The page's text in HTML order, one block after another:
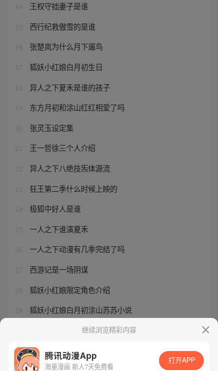
14 王权守拙妻子是谁
15 西行纪救傲雪的是谁
16 张楚岚为什么月下遛鸟
17 狐妖小红娘白月初生日
18 异人之下夏禾是谁的孩子
19 东方月初和涂山红红相爱了吗
20 张灵玉设定集
21 王一哲徐三个人介绍
22 异人之下八绝技炁体源流
23 狂王第二季什么时候上映的
24 极狐中好人是谁
25 一人之下谁演夏禾
26 一人之下动漫有几季完结了吗
27 西游记是一场阴谋
28 狐妖小红娘限定角色介绍
29 狐妖小红娘白月初涂山苏苏小说
西游分身app免费版怎么用
继续浏览精彩内容
腾讯动漫App
海量漫画 新人7天免费看
打开APP